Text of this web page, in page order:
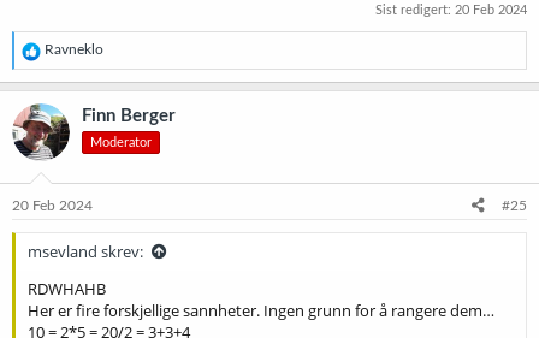
Jeg har ikke tenkt å føre mesketjukkelsesdiskusjonen videre. Men
jeg kan jo lenke til hva jeg synes er en god tråd om temaet:
All grain noob question: mash thickness
byu/Cacafuego
Sist redigert: 20 Feb 2024
R
e
a
k
s
j
o
e
Ravneklo
Finn Berger
Moderator
20 Feb 2024 #25
msevland skrev:
RDWHAHB
Her er fire forskjellige sannheter. Ingen grunn for å rangere dem…
10 = 2*5 = 20/2 = 3+3+4